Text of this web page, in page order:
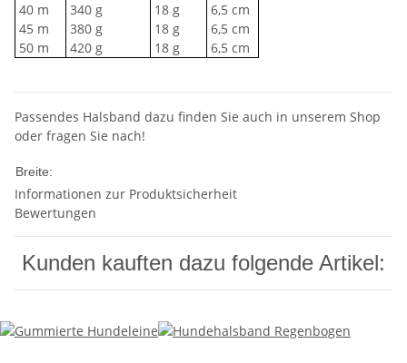
40 m
340 g 18 g
6,5 cm
45 m
380 g 18 g
6,5 cm
50 m
420 g 18 g 6,5 cm
Passendes Halsband dazu finden Sie auch in unserem Shop
oder fragen Sie nach!
Breite:
Informationen zur Produktsicherheit
Bewertungen
Kunden kauften dazu folgende Artikel: